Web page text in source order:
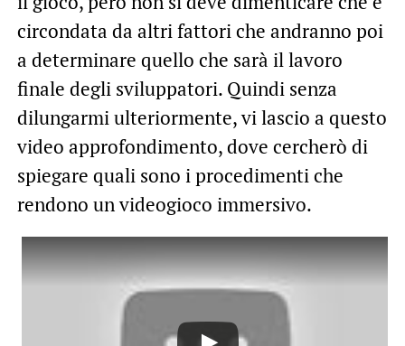
circondata da altri fattori che andranno poi
a determinare quello che sarà il lavoro
finale degli sviluppatori. Quindi senza
dilungarmi ulteriormente, vi lascio a questo
video approfondimento, dove cercherò di
spiegare quali sono i procedimenti che
rendono un videogioco immersivo.